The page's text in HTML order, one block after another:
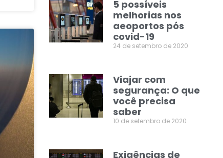
5 possíveis
melhorias nos
aeoportos pós
covid-19
24 de setembro de 2020
Viajar com
segurança: O que
você precisa
saber
10 de setembro de 2020
Exigências de